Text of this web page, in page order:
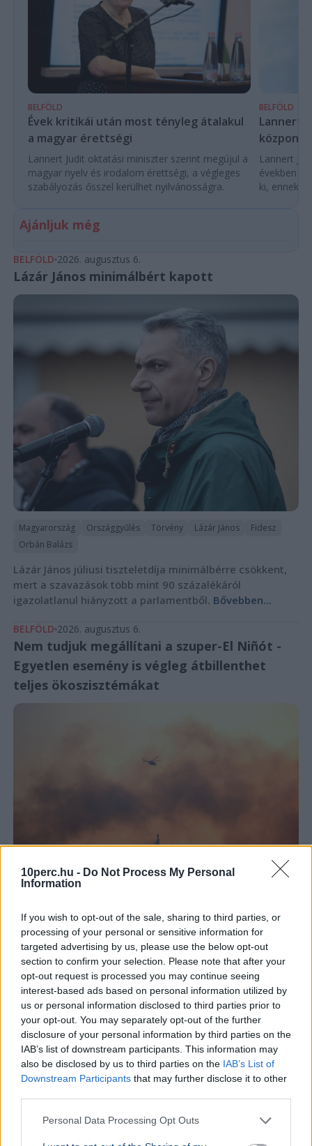
10perc.hu - Do Not Process My Personal
Information
If you wish to opt-out of the sale, sharing to third parties, or
processing of your personal or sensitive information for
targeted advertising by us, please use the below opt-out
section to confirm your selection. Please note that after your
opt-out request is processed you may continue seeing
interest-based ads based on personal information utilized by
us or personal information disclosed to third parties prior to
your opt-out. You may separately opt-out of the further
disclosure of your personal information by third parties on the
IAB’s list of downstream participants. This information may
also be disclosed by us to third parties on the IAB’s List of
Downstream Participants that may further disclose it to other
Personal Data Processing Opt Outs
BELFÖLD
Évek kritikái után most tényleg átalakul
a magyar érettségi
Lannert Judit oktatási miniszter szerint megújul a
magyar nyelv és irodalom érettségi, a végleges
szabályozás ősszel kerülhet nyilvánosságra.
BELFÖLD
Lannert
Lannert
években
ki, ennek
Ajánljuk még
BELFÖLD 2026. augusztus 6.
Lázár János minimálbért kapott
Magyarország Országgyűlés Törvény Lázár János
Fidesz
Orbán Balázs
Lázár János júliusi tiszteletdíja minimálbérre csökkent,
mert a szavazások több mint 90 százalékáról
igazolatlanul hiányzott a parlamentből. Bővebben...
BELFÖLD 2026. augusztus 6.
Nem tudjuk megállítani a szuper-El Niñót -
Egyetlen esemény is végleg átbillenthet
teljes ökoszisztémákat
Globális felmelegedés
Hőség
Jong Szong Kuk kutató szerint a most kialakuló szuper-El
Niño drámai, akár visszafordíthatatlan éghajlati
változásokat idézhet elő egyes ökoszisztémákban.
Bővebben...
BELFÖLD 2026. augusztus 6.
Eldőlt, mikor távozik pozíciójából a legfőbb
ügyész